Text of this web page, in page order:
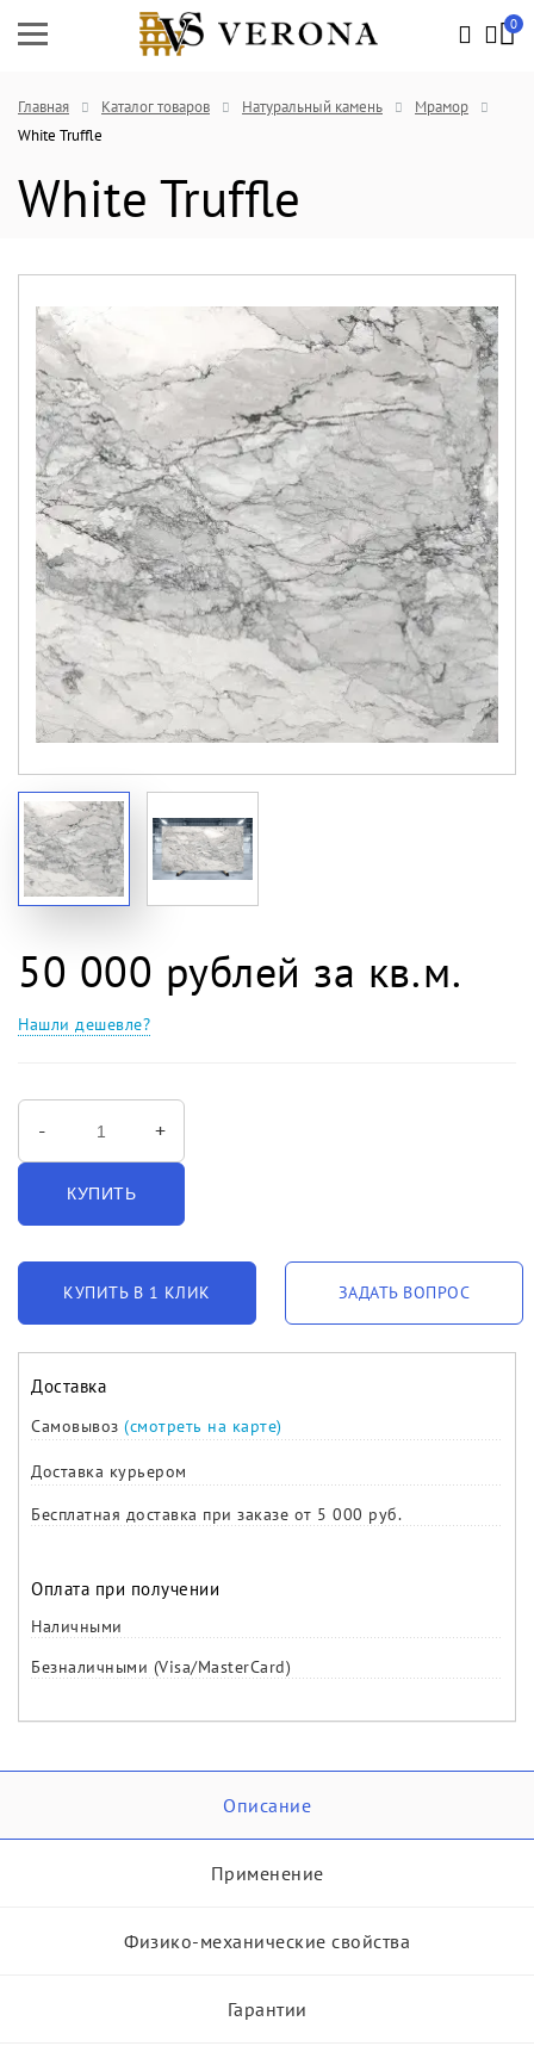
0
Главная Каталог товаров Натуральный камень
Мрамор
White Truffle
White Truffle
50 000 рублей за кв.м.
Нашли дешевле?
- +
КУПИТЬ
КУПИТЬ В 1 КЛИК ЗАДАТЬ ВОПРОС
Доставка
Самовывоз (смотреть на карте)
Доставка курьером
Бесплатная доставка при заказе от 5 000 руб.
Оплата при получении
Наличными
Безналичными (Visa/MasterCard)
Описание
Применение
Физико-механические свойства
Гарантии